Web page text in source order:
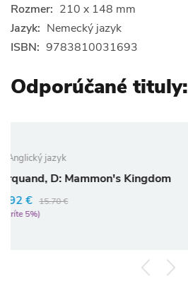
Rozmer: 210 x 148 mm
Jazyk: Nemecký jazyk
ISBN: 9783810031693
Odporúčané tituly:
Kingdom